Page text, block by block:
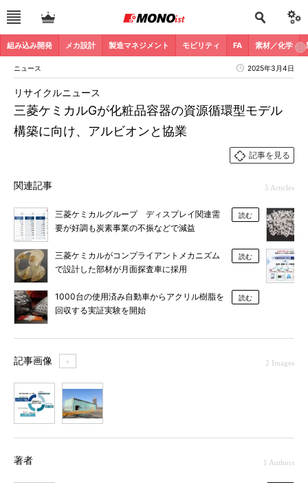
組み込み開発 メカ設計 製造マネジメント モビリティ FA 素材／化学
ニュース 2025年3月4日
三菱ケミカルGが化粧品容器の資源循環型モデル
構築に向け、アルビオンと協業
リサイクルニュース
記事を見る
関連記事 5 Articles
三菱ケミカルグループ ディスプレイ関連需
要が好調も炭素事業の不振などで減益
読む
三菱ケミカルがコンプライアントメカニズム
で設計した部材が月面探査車に採用
読む
1000台の使用済み自動車からアクリル樹脂を
回収する実証実験を開始
読む
記事画像 ＋ 2 Images
著者 1 Authors